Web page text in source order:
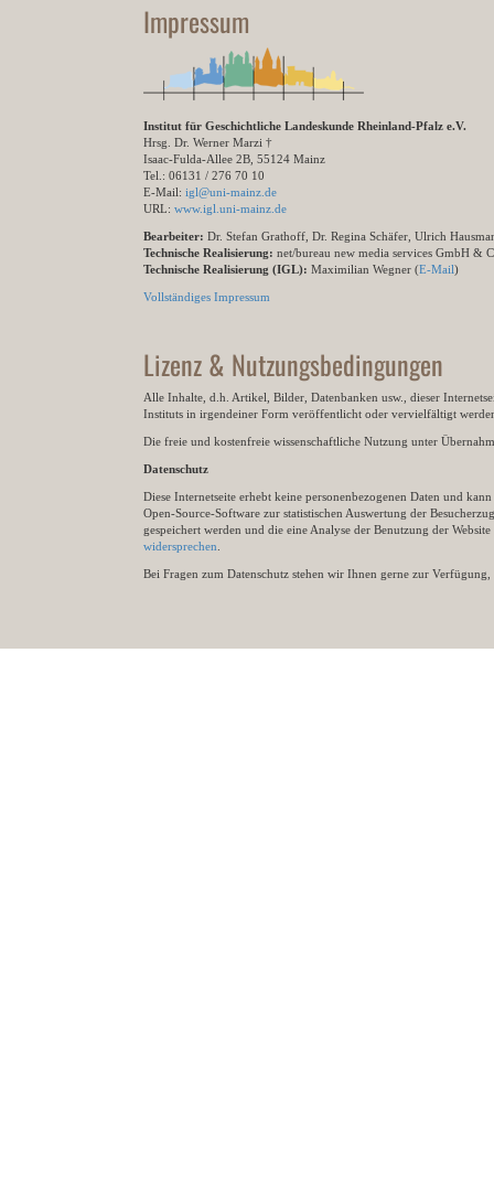
Impressum
Institut für Geschichtliche Landeskunde Rheinland-Pfalz e.V.
Hrsg. Dr. Werner Marzi †
Isaac-Fulda-Allee 2B, 55124 Mainz
Tel.: 06131 / 276 70 10
E-Mail: igl@uni-mainz.de
URL: www.igl.uni-mainz.de
Bearbeiter: Dr. Stefan Grathoff, Dr. Regina Schäfer, Ulrich
Technische Realisierung: net/bureau new media services GmbH &
Technische Realisierung (IGL): Maximilian Wegner (E-Mail)
Vollständiges Impressum
Lizenz & Nutzungsbedingungen
Alle Inhalte, d.h. Artikel, Bilder, Datenbanken usw., dieser
Instituts in irgendeiner Form veröffentlicht oder vervielfältigt
Die freie und kostenfreie wissenschaftliche Nutzung unter
Datenschutz
Diese Internetseite erhebt keine personenbezogenen Daten und
Open-Source-Software zur statistischen Auswertung der
gespeichert werden und die eine Analyse der Benutzung der
widersprechen
Bei Fragen zum Datenschutz stehen wir Ihnen gerne zur